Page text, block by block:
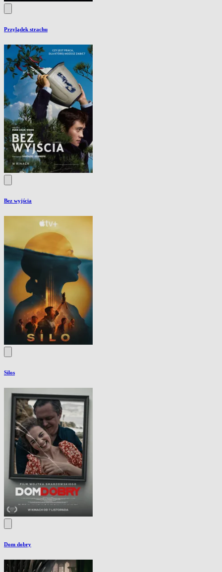
Przylądek strachu
Bez wyjścia
Silos
Dom dobry